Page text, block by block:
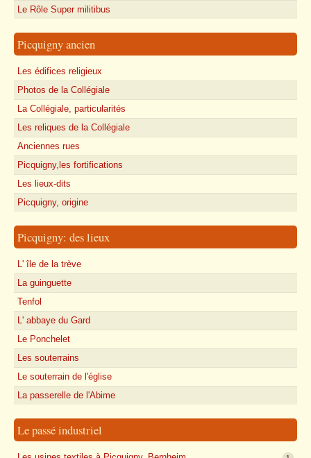
Le Rôle Super militibus
Picquigny ancien
Les édifices religieux
Photos de la Collégiale
La Collégiale, particularités
Les reliques de la Collégiale
Anciennes rues
Picquigny,les fortifications
Les lieux-dits
Picquigny, origine
Picquigny: des lieux
L' île de la trève
La guinguette
Tenfol
L' abbaye du Gard
Le Ponchelet
Les souterrains
Le souterrain de l'église
La passerelle de l'Abime
Le passé industriel